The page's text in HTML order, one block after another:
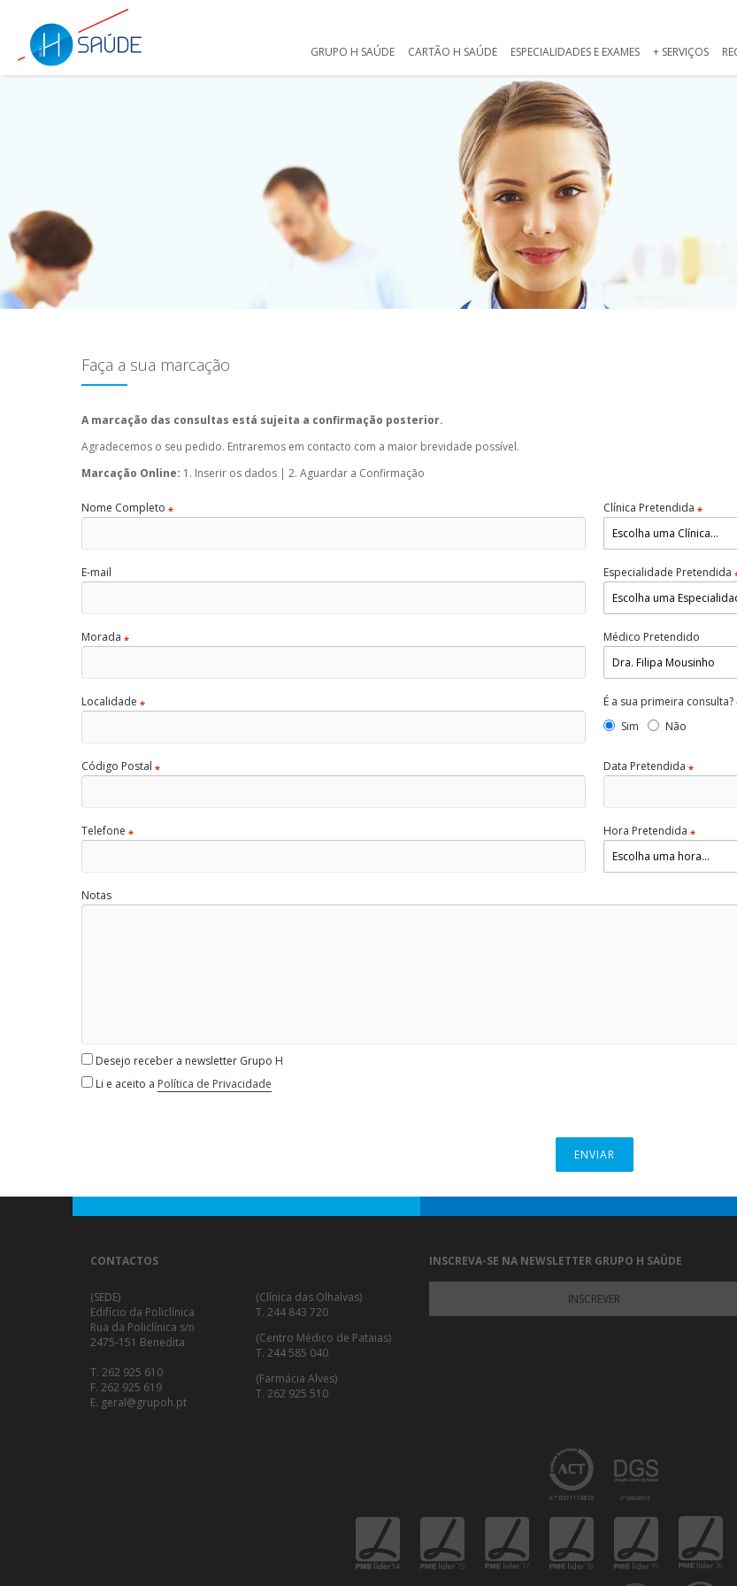
GRUPO H SAÚDE CARTÃO H SAÚDE ESPECIALIDADES E EXAMES + SERVIÇOS
Faça a sua marcação
A marcação das consultas está sujeita a confirmação posterior.
Agradecemos o seu pedido. Entraremos em contacto com a maior brevidade possível.
Marcação Online: 1. Inserir os dados | 2. Aguardar a Confirmação
Nome Completo *
E-mail
Morada *
Localidade *
Código Postal *
Telefone *
Clínica Pretendida *
Especialidade Pretendida
Médico Pretendido
É a sua primeira consulta?
Sim Não
Data Pretendida *
Hora Pretendida *
Notas
Desejo receber a newsletter Grupo H
Li e aceito a Política de Privacidade
ENVIAR
CONTACTOS
(SEDE)
Edifício da Policlínica
Rua da Policlínica s/n
2475-151 Benedita
T. 262 925 610
F. 262 925 619
E. geral@grupoh.pt
(Clínica das Olhalvas)
T. 244 843 720
(Centro Médico de Pataias)
T. 244 585 040
(Farmácia Alves)
T. 262 925 510
INSCREVA-SE NA NEWSLETTER GRUPO H SAÚDE
INSCREVER